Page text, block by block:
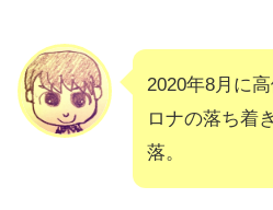
2020年8月に
ロナの落ち着
落。